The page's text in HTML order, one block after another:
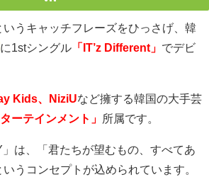
いうキャッチフレーズをひっさげ、韓
に1stシングル 「IT’z Different」 でデビ
Kids、NiziUなど擁する韓国の大手芸
ーテインメント」 所属です。
」は、「君たちが望むもの、すべてあ
いうコンセプトが込められています。